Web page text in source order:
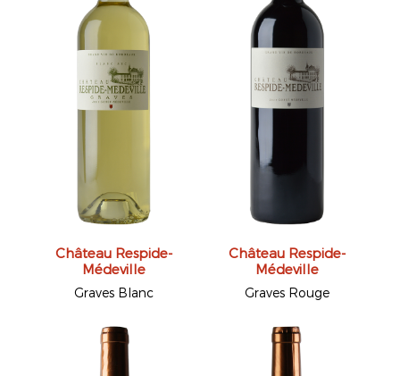
Château Respide-
Médeville
Graves Blanc
Château Respide-
Médeville
Graves Rouge